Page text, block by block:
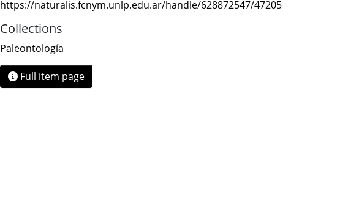
https://naturalis.fcnym.unlp.edu.ar/handle/628872547/47205
Collections
Paleontología
Full item page